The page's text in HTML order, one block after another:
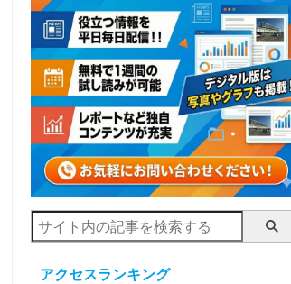
アクセスランキング